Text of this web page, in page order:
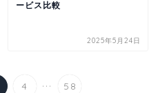
ービス比較
2025年5月24日
4 ... 58